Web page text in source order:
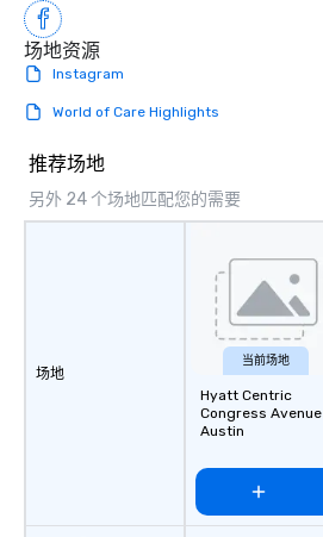
场地资源
Instagram
World of Care Highlights
推荐场地
另外 24 个场地匹配您的需要
场地
当前场地
Hyatt Centric
Congress Avenue
Austin